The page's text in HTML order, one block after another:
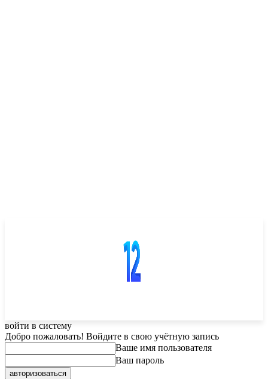
войти в систему
Добро пожаловать! Войдите в свою учётную запись
Ваше имя пользователя
Ваш пароль